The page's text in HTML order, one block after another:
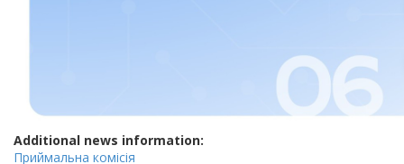
Additional news information:
Приймальна комісія